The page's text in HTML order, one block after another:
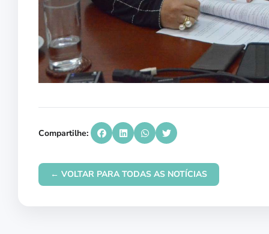
Compartilhe:
← VOLTAR PARA TODAS AS NOTÍCIAS